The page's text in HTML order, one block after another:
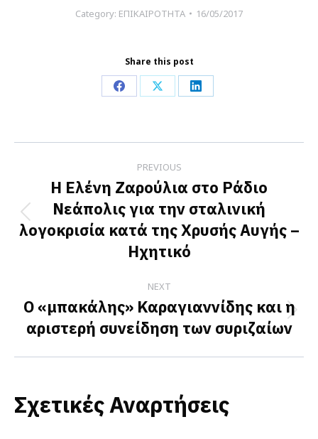
Category: ΕΠΙΚΑΙΡΟΤΗΤΑ 16/05/2017
Share this post
Share
Facebook
Share
X
Share
LinkedIn
navigation
PREVIOUS
Previous
post:
Η Ελένη Ζαρούλια στο Ράδιο
Νεάπολις για την σταλινική
λογοκρισία κατά της Χρυσής Αυγής –
Ηχητικό
NEXT
Next
post:
Ο «μπακάλης» Καραγιαννίδης και η
αριστερή συνείδηση των συριζαίων
Σχετικές Αναρτήσεις